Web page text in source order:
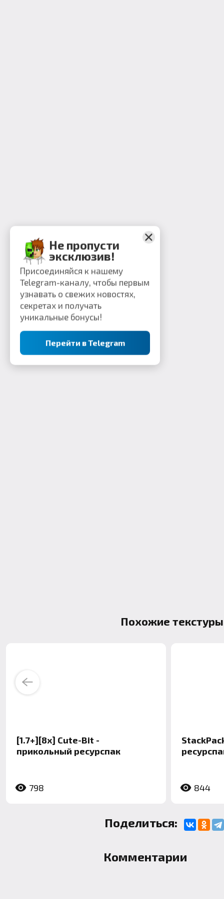
Похожие
[1.7+][8x] Cute-Bit -
прикольный ресурспак
798 844
Previous
Поделиться:
Комментарии
Не пропусти
эксклюзив!
Присоединяйся к нашему
Telegram-каналу, чтобы первым
узнавать о свежих новостях,
секретах и получать
уникальные бонусы!
Перейти в Telegram